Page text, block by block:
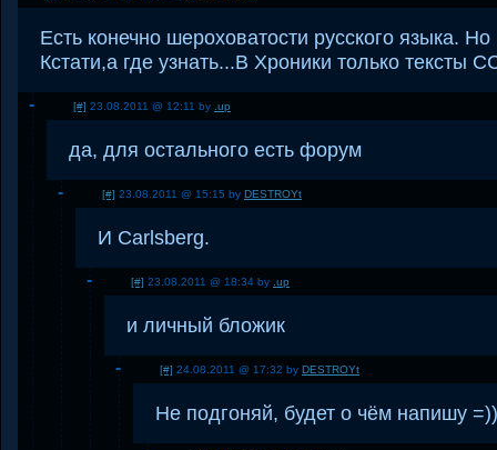
Есть конечно шероховатости русского языка.
Кстати,а где узнать...В Хроники только тексты
[#] 23.08.2011 @ 12:11 by .up
да, для остального есть форум
[#] 23.08.2011 @ 15:15 by DESTROYt
И Carlsberg.
[#] 23.08.2011 @ 18:34 by .up
и личный бложик
[#] 24.08.2011 @ 17:32 by DESTROYt
Не подгоняй, будет о чём напишу